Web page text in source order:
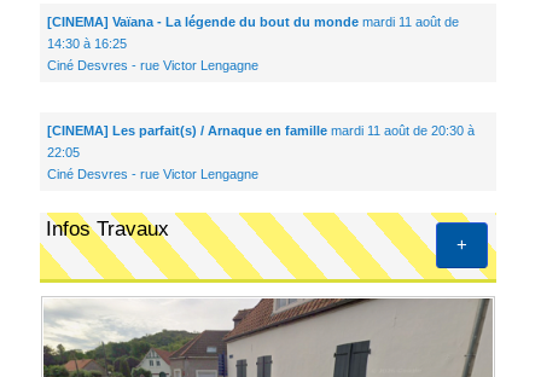
[CINEMA] Vaïana - La légende du bout du mondemardi 11 août de
14:30 à 16:25
Ciné Desvres - rue Victor Lengagne
[CINEMA] Les parfait(s) / Arnaque en famillemardi 11 août de 20:30 à
22:05
Ciné Desvres - rue Victor Lengagne
+
Infos Travaux